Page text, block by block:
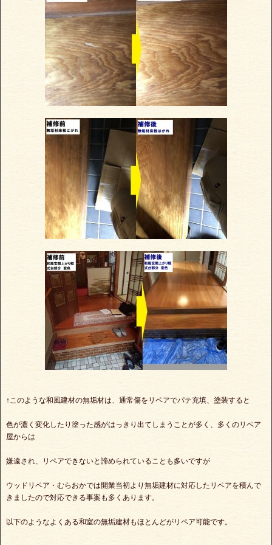
↑このような和風建材の無垢材は、通常傷をリペアでパテ充填、塗装すると
色が濃く変化したり塗った感がはっきり出てしまうことが多く、多くのリペア
屋からは
嫌遠され、リペアできないと諦められていることも多いですが
ウッドリペア・むらおかでは開業当初より無垢建材に対応したリペアを積んで
きましたので対応できる事案も多くあります。
以下のようなよくある和室の無垢建材もほとんどがリペア可能です。